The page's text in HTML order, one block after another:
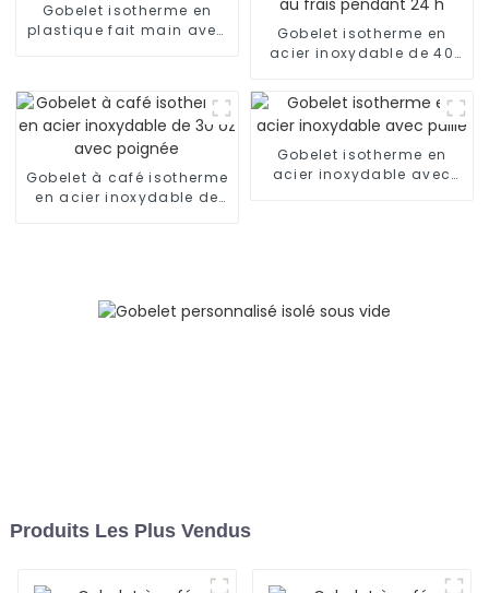
Gobelet isotherme en
plastique fait main avec
Gobelet isotherme en
acier inoxydable de 40
garde au frais pendant
24 h
Gobelet à café isotherme
en acier inoxydable de
Gobelet isotherme en
acier inoxydable avec
Produits Les Plus Vendus